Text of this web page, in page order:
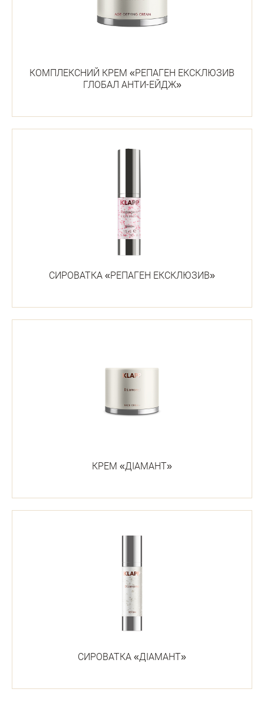
КОМПЛЕКСНИЙ КРЕМ «РЕПАГЕН ЕКСКЛЮЗИВ
ГЛОБАЛ АНТИ-ЕЙДЖ»
СИРОВАТКА «РЕПАГЕН ЕКСКЛЮЗИВ»
КРЕМ «ДІАМАНТ»
СИРОВАТКА «ДІАМАНТ»